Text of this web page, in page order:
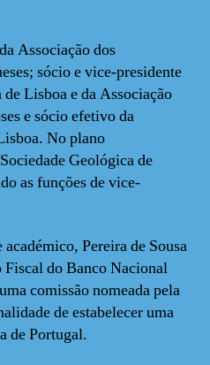
Associação dos
sócio e vice-presidente
Lisboa e da Associação
e sócio efetivo da
No plano
Geológica de
as funções de vice-
Pereira de Sousa
do Banco Nacional
comissão nomeada pela
de estabelecer uma
de Portugal.